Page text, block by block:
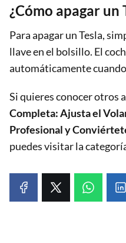
¿Cómo apagar un
Para apagar un Tesla,
llave en el bolsillo. El
automáticamente
Si quieres conocer otros
Completa: Ajusta el
Profesional y
puedes visitar la